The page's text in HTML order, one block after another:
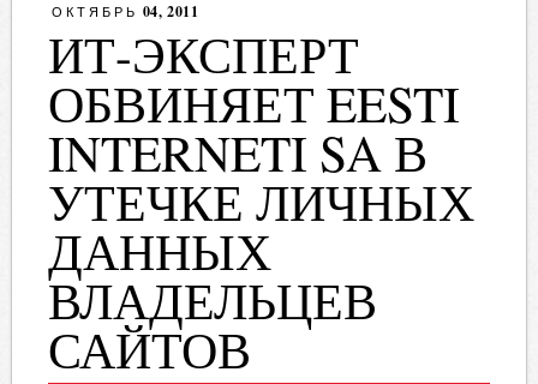
ОКТЯБРЬ 04, 2011
ИТ-ЭКСПЕРТ
ОБВИНЯЕТ EESTI
INTERNETI SA В
УТЕЧКЕ ЛИЧНЫХ
ДАННЫХ
ВЛАДЕЛЬЦЕВ
САЙТОВ